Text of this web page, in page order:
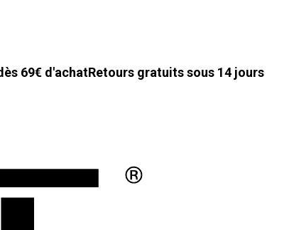
69€ d'achatRetours gratuits sous 14 jours